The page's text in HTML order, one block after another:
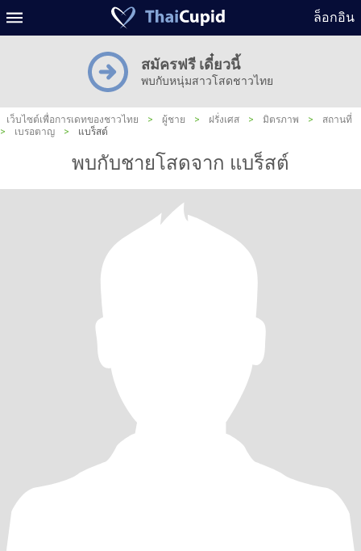
ล็อกอิน
สมัครฟรี เดี๋ยวนี้
พบกับหนุ่มสาวโสดชาวไทย
เว็บไซต์เพื่อการเดทของชาวไทย > ผู้ชาย > ฝรั่งเศส > มิตรภาพ >
สถานที่
>
เบรอตาญ > แบร็สต์
พบกับชายโสดจาก แบร็สต์